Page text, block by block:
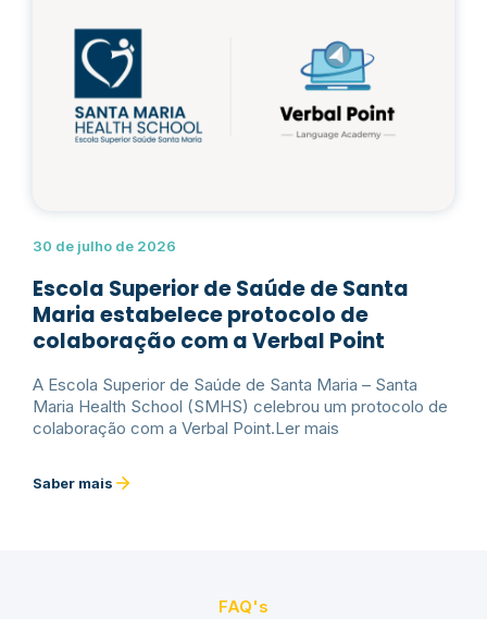
30 de julho de 2026
Escola Superior de Saúde de Santa
Maria estabelece protocolo de
colaboração com a Verbal Point
A Escola Superior de Saúde de Santa Maria – Santa
Maria Health School (SMHS) celebrou um protocolo de
colaboração com a Verbal Point.Ler mais
Saber mais
FAQ's